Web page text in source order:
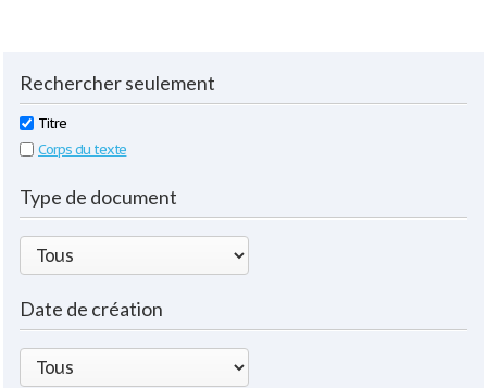
Rechercher seulement
Titre
Corps du texte
Type de document
Date de création